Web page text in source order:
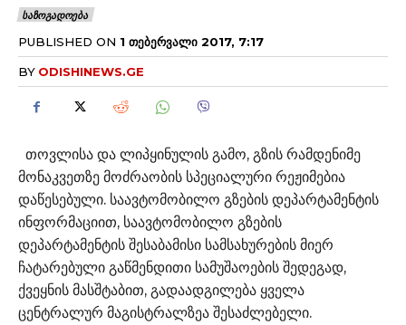
ᲡᲐᲖᲝᲒᲐᲓᲝᲔᲑᲐ
PUBLISHED ON 1 ᲗᲔᲑᲔᲠᲕᲐᲚᲘ 2017, 7:17
BY ODISHINEWS.GE
თოვლისა და ლიპყინულის გამო, გზის რამდენიმე
მონაკვეთზე მოძრაობის სპეციალური რეჟიმებია
დაწესებული. საავტომობილო გზების დეპარტამენტის
ინფორმაციით, საავტომობილო გზების
დეპარტამენტის შესაბამისი სამსახურების მიერ
ჩატარებული გაწმენდითი სამუშაოების შედეგად,
ქვეყნის მასშტაბით, გადაადგილება ყველა
ცენტრალურ მაგისტრალზეა შესაძლებელი.